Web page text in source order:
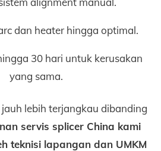
dan heater hingga optimal.
30 hari untuk kerusakan
yang sama.
lebih terjangkau dibanding
servis splicer China kami
teknisi lapangan dan UMKM